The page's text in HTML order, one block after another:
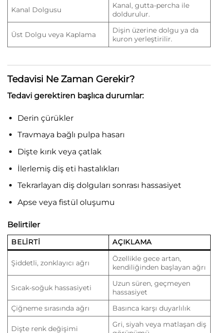
Kanal Dolgusu
Kanal, gutta-percha ile
doldurulur.
Üst Dolgu veya Kaplama
Dişin üzerine dolgu ya da
kuron yerleştirilir.
Tedavisi Ne Zaman Gerekir?
Tedavi gerektiren başlıca durumlar:
Derin çürükler
Travmaya bağlı pulpa hasarı
Dişte kırık veya çatlak
İlerlemiş diş eti hastalıkları
Tekrarlayan diş dolguları sonrası hassasiyet
Apse veya fistül oluşumu
Belirtiler
BELIRTI AÇIKLAMA
Şiddetli, zonklayıcı ağrı
Özellikle gece artan,
kendiliğinden başlayan ağrı
Sıcak-soğuk hassasiyeti
Uzun süren, geçmeyen
hassasiyet
Çiğneme sırasında ağrı
Basınca karşı duyarlılık
Dişte renk değişimi
Gri, siyah veya matlaşan diş